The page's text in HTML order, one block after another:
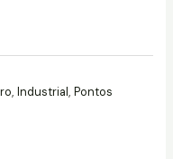
, Industrial , Pontos